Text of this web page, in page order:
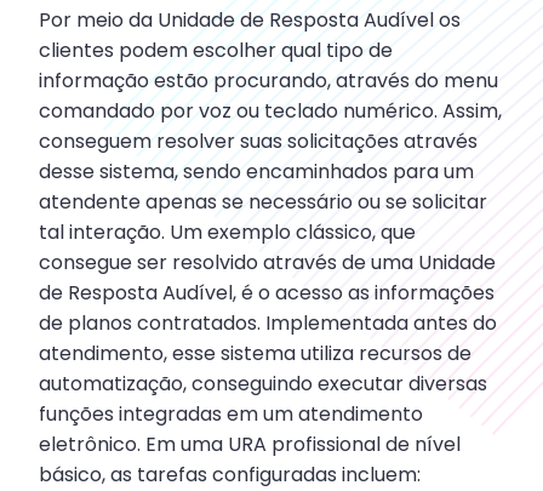
Por meio da Unidade de Resposta Audível os
clientes podem escolher qual tipo de
informação estão procurando, através do menu
comandado por voz ou teclado numérico. Assim,
conseguem resolver suas solicitações através
desse sistema, sendo encaminhados para um
atendente apenas se necessário ou se solicitar
tal interação. Um exemplo clássico, que
consegue ser resolvido através de uma Unidade
de Resposta Audível, é o acesso as informações
de planos contratados. Implementada antes do
atendimento, esse sistema utiliza recursos de
automatização, conseguindo executar diversas
funções integradas em um atendimento
eletrônico. Em uma URA profissional de nível
básico, as tarefas configuradas incluem: